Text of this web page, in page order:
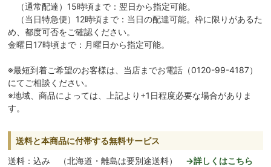
（通常配達）15時頃まで：翌日から指定可能。
（当日特急便）12時頃まで：当日の配達可能。枠に限りがあるた
め、都度可否をご確認ください。
金曜日17時頃まで：月曜日から指定可能。
※最短到着ご希望のお客様は、当店までお電話（0120-99-4187）
にてご相談ください。
※地域、商品によっては、上記より+1日程度必要な場合がありま
す。
送料と本商品に付帯する無料サービス
送料：込み （北海道・離島は要別途送料） →詳しくはこちら